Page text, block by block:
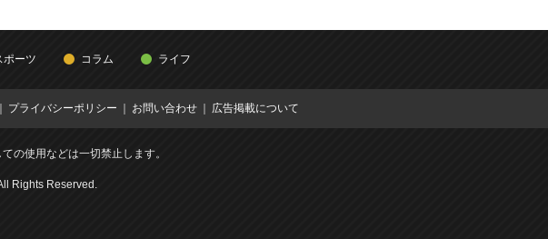
ポーツ コラム ライフ
プライバシーポリシー お問い合わせ 広告掲載について
の使用などは一切禁止します。
Rights Reserved.